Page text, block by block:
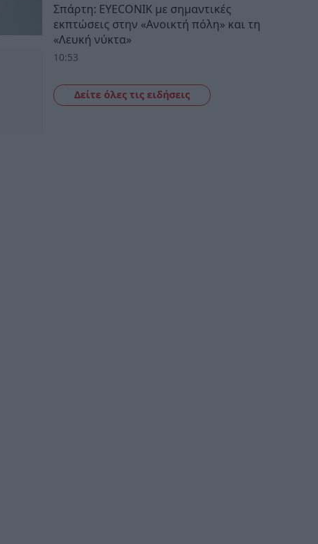
Σπάρτη: EYECONIK με σημαντικές
εκπτώσεις στην «Ανοικτή πόλη» και τη
«Λευκή νύκτα»
10:53
Δείτε όλες τις ειδήσεις